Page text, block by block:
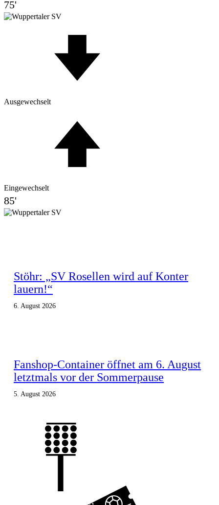
75'
Ausgewechselt
Eingewechselt
85'
Stöhr: „SV Rosellen wird auf Konter
lauern!“
6. August 2026
Fanshop-Container öffnet am 6. August
letztmals vor der Sommerpause
5. August 2026